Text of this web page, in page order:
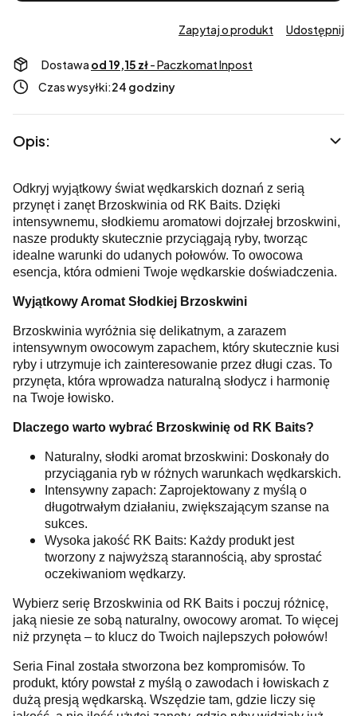
Zapytaj o produkt Udostępnij
Dostawa od 19,15 zł- Paczkomat Inpost
Czas wysyłki:24 godziny
Opis:
Odkryj wyjątkowy świat wędkarskich doznań z serią
przynęt i zanęt Brzoskwinia od RK Baits. Dzięki
intensywnemu, słodkiemu aromatowi dojrzałej brzoskwini,
nasze produkty skutecznie przyciągają ryby, tworząc
idealne warunki do udanych połowów. To owocowa
esencja, która odmieni Twoje wędkarskie doświadczenia.
Wyjątkowy Aromat Słodkiej Brzoskwini
Brzoskwinia wyróżnia się delikatnym, a zarazem
intensywnym owocowym zapachem, który skutecznie kusi
ryby i utrzymuje ich zainteresowanie przez długi czas. To
przynęta, która wprowadza naturalną słodycz i harmonię
na Twoje łowisko.
Dlaczego warto wybrać Brzoskwinię od RK Baits?
Naturalny, słodki aromat brzoskwini: Doskonały do
przyciągania ryb w różnych warunkach wędkarskich.
Intensywny zapach: Zaprojektowany z myślą o
długotrwałym działaniu, zwiększającym szanse na
sukces.
Wysoka jakość RK Baits: Każdy produkt jest
tworzony z najwyższą starannością, aby sprostać
oczekiwaniom wędkarzy.
Wybierz serię Brzoskwinia od RK Baits i poczuj różnicę,
jaką niesie ze sobą naturalny, owocowy aromat. To więcej
niż przynęta – to klucz do Twoich najlepszych połowów!
Seria Final została stworzona bez kompromisów. To
produkt, który powstał z myślą o zawodach i łowiskach z
dużą presją wędkarską. Wszędzie tam, gdzie liczy się